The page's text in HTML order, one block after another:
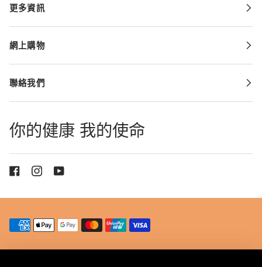
更多資訊
網上購物
聯絡我們
你的健康 我的使命